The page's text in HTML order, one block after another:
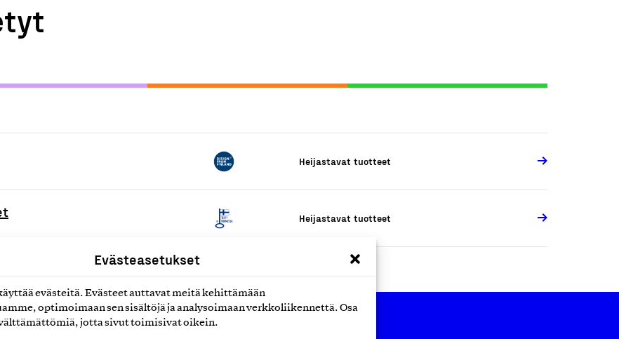
Evästeasetukset
evästeitä. Evästeet auttavat meitä kehittämään
optimoimaan sen sisältöjä ja analysoimaan verkkoliikennettä. Osa
jotta sivut toimisivat oikein.
Heijastavat tuotteet
Heijastavat tuotteet